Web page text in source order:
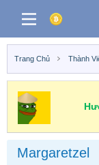
Trang Chủ Thành
Margaretzel